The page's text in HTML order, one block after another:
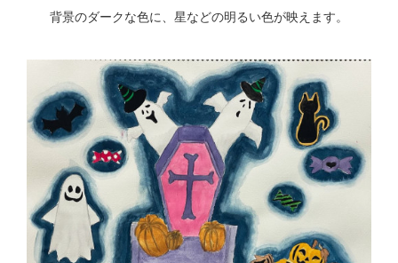
背景のダークな色に、星などの明るい色が映えます。